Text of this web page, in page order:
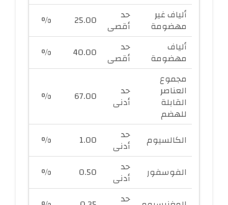
ألياف غير
مهضومة
حد
أقصى 25.00
%
ألياف
مهضومة
حد
أقصى 40.00
%
مجموع
العناصر
القابلة
للهضم
حد
أدنى 67.00
%
الكالسيوم حد
أدنى 1.00
%
الفوسفور حد
أدنى 0.50
%
حد